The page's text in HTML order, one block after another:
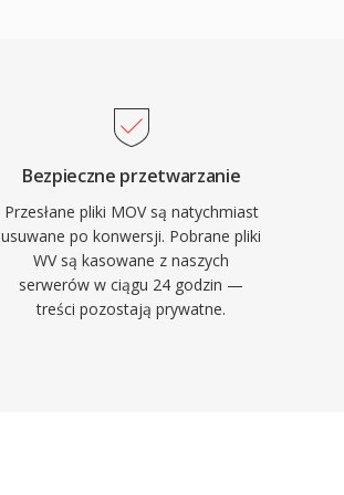
Bezpieczne przetwarzanie
Przesłane pliki MOV są natychmiast
usuwane po konwersji. Pobrane pliki
WV są kasowane z naszych
serwerów w ciągu 24 godzin —
treści pozostają prywatne.